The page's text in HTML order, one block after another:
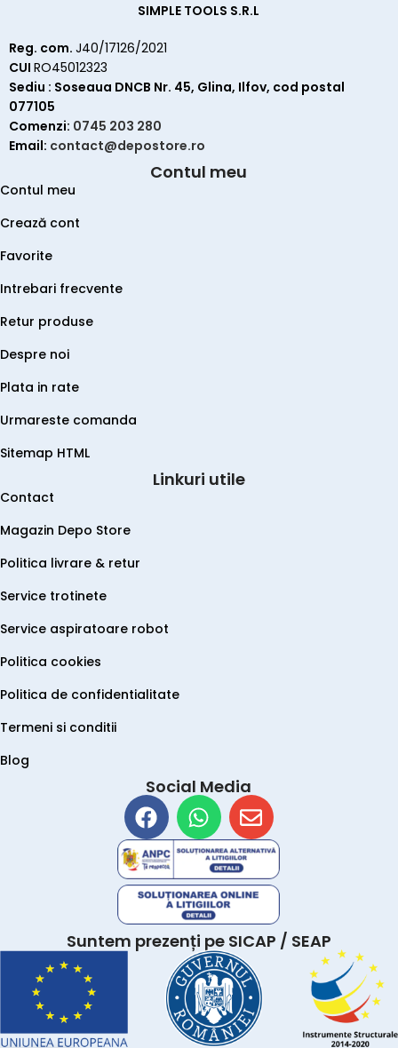
SIMPLE TOOLS S.R.L
Reg. com. J40/17126/2021
CUI RO45012323
Sediu : Soseaua DNCB Nr. 45, Glina, Ilfov, cod postal
077105
Comenzi: 0745 203 280
Email: contact@depostore.ro
Contul meu
Contul meu
Crează cont
Favorite
Intrebari frecvente
Retur produse
Despre noi
Plata in rate
Urmareste comanda
Sitemap HTML
Linkuri utile
Contact
Magazin Depo Store
Politica livrare & retur
Service trotinete
Service aspiratoare robot
Politica cookies
Politica de confidentialitate
Termeni si conditii
Blog
Social Media
Suntem prezenți pe SICAP / SEAP